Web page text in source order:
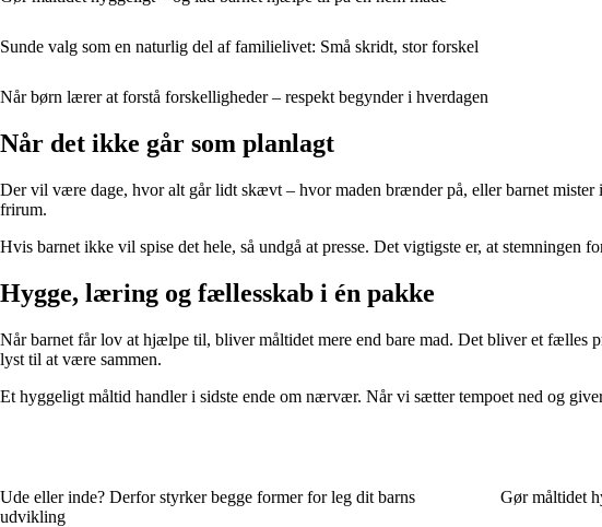
Sunde valg som en naturlig del af familielivet: Små skridt, stor forskel
Når børn lærer at forstå forskelligheder – respekt begynder i hverdagen
Når det ikke går som planlagt
Der vil være dage, hvor alt går lidt skævt – hvor maden brænder på, eller barnet
frirum.
Hvis barnet ikke vil spise det hele, så undgå at presse. Det vigtigste er, at
Hygge, læring og fællesskab i én pakke
Når barnet får lov at hjælpe til, bliver måltidet mere end bare mad. Det bliver et fælles
lyst til at være sammen.
Et hyggeligt måltid handler i sidste ende om nærvær. Når vi sætter tempoet ned og
Ude eller inde? Derfor styrker begge former for leg dit barns
udvikling
Gør måltidet